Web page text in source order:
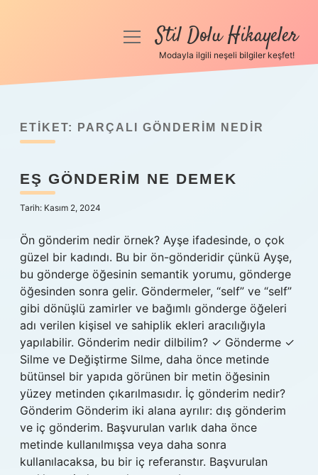
Anasayfa
Yasal Uyarı
Hakkımızda
menüyüStil Dolu Hikayeler
Modayla ilgili neşeli bilgiler keşfet!
ETIKET: PARÇALI GÖNDERIM NEDIR
EŞ GÖNDERIM NE DEMEK
Tarih: Kasım 2, 2024
Ön gönderim nedir örnek? Ayşe ifadesinde, o çok
güzel bir kadındı. Bu bir ön-gönderidir çünkü Ayşe,
bu gönderge öğesinin semantik yorumu, gönderge
öğesinden sonra gelir. Göndermeler, “self” ve “self”
gibi dönüşlü zamirler ve bağımlı gönderge öğeleri
adı verilen kişisel ve sahiplik ekleri aracılığıyla
yapılabilir. Gönderim nedir dilbilim? ✓ Gönderme ✓
Silme ve Değiştirme Silme, daha önce metinde
bütünsel bir yapıda görünen bir metin öğesinin
yüzey metinden çıkarılmasıdır. İç gönderim nedir?
Gönderim Gönderim iki alana ayrılır: dış gönderim
ve iç gönderim. Başvurulan varlık daha önce
metinde kullanılmışsa veya daha sonra
kullanılacaksa, bu bir iç referanstır. Başvurulan